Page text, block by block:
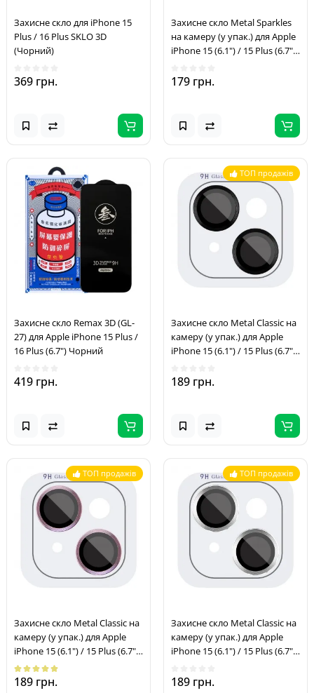
Захисне скло для iPhone 15
Plus / 16 Plus SKLO 3D
(Чорний)
369 грн.
Захисне скло Metal Sparkles
на камеру (у упак.) для Apple
iPhone 15 (6.1") / 15 Plus (6.7")
179 грн.
Захисне скло Remax 3D (GL-
27) для Apple iPhone 15 Plus /
16 Plus (6.7") Чорний
419 грн.
ТОП продажів
Захисне скло Metal Classic на
камеру (у упак.) для Apple
iPhone 15 (6.1") / 15 Plus (6.7")
189 грн.
ТОП продажів
Захисне скло Metal Classic на
камеру (у упак.) для Apple
iPhone 15 (6.1") / 15 Plus (6.7")
Рожевий / Pink
189 грн.
ТОП продажів
Захисне скло Metal Classic на
камеру (у упак.) для Apple
iPhone 15 (6.1") / 15 Plus (6.7")
189 грн.